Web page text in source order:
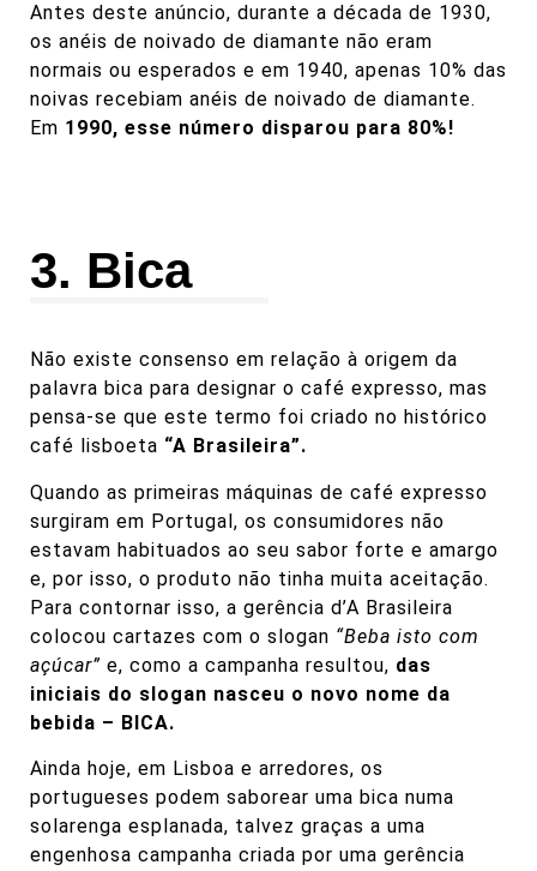
Antes deste anúncio, durante a década de 1930,
os anéis de noivado de diamante não eram
normais ou esperados e em 1940, apenas 10% das
noivas recebiam anéis de noivado de diamante.
Em 1990, esse número disparou para 80%!
3. Bica
Não existe consenso em relação à origem da
palavra bica para designar o café expresso, mas
pensa-se que este termo foi criado no histórico
café lisboeta “A Brasileira”.
Quando as primeiras máquinas de café expresso
surgiram em Portugal, os consumidores não
estavam habituados ao seu sabor forte e amargo
e, por isso, o produto não tinha muita aceitação.
Para contornar isso, a gerência d’A Brasileira
colocou cartazes com o slogan “Beba isto com
açúcar” e, como a campanha resultou, das
iniciais do slogan nasceu o novo nome da
bebida – BICA.
Ainda hoje, em Lisboa e arredores, os
portugueses podem saborear uma bica numa
solarenga esplanada, talvez graças a uma
engenhosa campanha criada por uma gerência